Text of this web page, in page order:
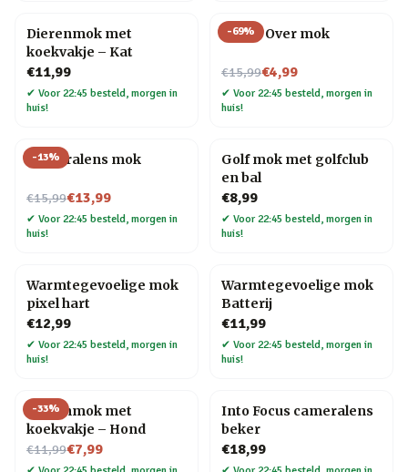
Dierenmok met
koekvakje – Kat
€11,99
✔ Voor 22:45 besteld, morgen in
huis!
-69%
Game Over mok
€15,99
Nu voor€4,99
✔ Voor 22:45 besteld, morgen in
huis!
-13%
Cameralens mok
€15,99
Nu voor€13,99
✔ Voor 22:45 besteld, morgen in
huis!
Golf mok met golfclub
en bal
€8,99
✔ Voor 22:45 besteld, morgen in
huis!
Warmtegevoelige mok
pixel hart
€12,99
✔ Voor 22:45 besteld, morgen in
huis!
Warmtegevoelige mok
Batterij
€11,99
✔ Voor 22:45 besteld, morgen in
huis!
-33%
Dierenmok met
koekvakje – Hond
€11,99
Nu voor€7,99
Into Focus cameralens
beker
€18,99